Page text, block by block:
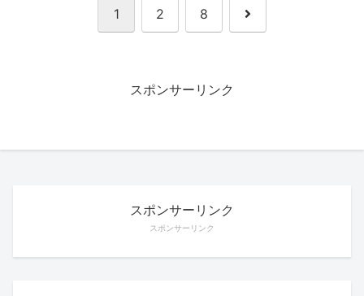
1 2 8 次
スポンサーリンク
スポンサーリンク
スポンサーリンク